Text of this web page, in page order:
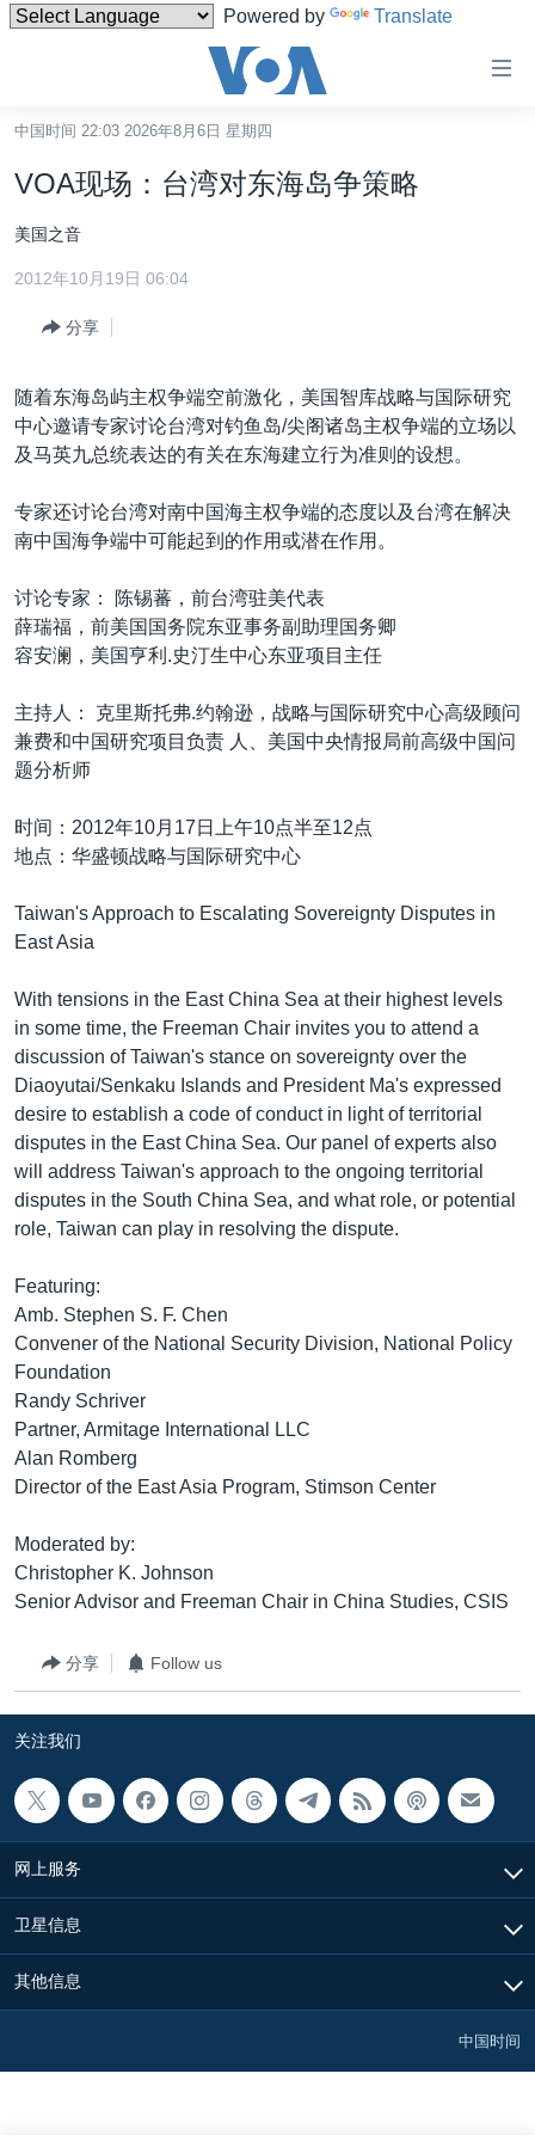
Powered by Translate
碍
接
跳
转
到
导
转
检
索
美国
中国
台湾
港澳
最新国际新闻
印太
中东
欧洲
非洲
美洲
分类新闻
经济·金融·贸易
人权·法律·宗教
科教·文娱·体健
军事
劳工
美中关系
热点专题
白宫要闻
国会报道
美中关系
埃博拉疫情
美国之音专访
台海两岸关系
关注西藏
GEN Z 看美国
VOA视频
VOA今日焦点
中文广播
其他语言网站
中国时间 22:03 2026年8月6日 星期四
VOA现场：台湾对东海岛争策略
美国之音
2012年10月19日 06:04
分享
随着东海岛屿主权争端空前激化，美国智库战略与国际研究
中心邀请专家讨论台湾对钓鱼岛/尖阁诸岛主权争端的立场以
及马英九总统表达的有关在东海建立行为准则的设想。
专家还讨论台湾对南中国海主权争端的态度以及台湾在解决
南中国海争端中可能起到的作用或潜在作用。
讨论专家： 陈锡蕃，前台湾驻美代表
薛瑞福，前美国国务院东亚事务副助理国务卿
容安澜，美国亨利.史汀生中心东亚项目主任
主持人： 克里斯托弗.约翰逊，战略与国际研究中心高级顾问
兼费和中国研究项目负责 人、美国中央情报局前高级中国问
题分析师
时间：2012年10月17日上午10点半至12点
地点：华盛顿战略与国际研究中心
Taiwan's Approach to Escalating Sovereignty Disputes in
East Asia
With tensions in the East China Sea at their highest levels
in some time, the Freeman Chair invites you to attend a
discussion of Taiwan's stance on sovereignty over the
Diaoyutai/Senkaku Islands and President Ma's expressed
desire to establish a code of conduct in light of territorial
disputes in the East China Sea. Our panel of experts also
will address Taiwan's approach to the ongoing territorial
disputes in the South China Sea, and what role, or potential
role, Taiwan can play in resolving the dispute.
Featuring:
Amb. Stephen S. F. Chen
Convener of the National Security Division, National Policy
Foundation
Randy Schriver
Partner, Armitage International LLC
Alan Romberg
Director of the East Asia Program, Stimson Center
Moderated by:
Christopher K. Johnson
Senior Advisor and Freeman Chair in China Studies, CSIS
分享 Follow us
关注我们
网上服务
卫星信息
其他信息
中国时间